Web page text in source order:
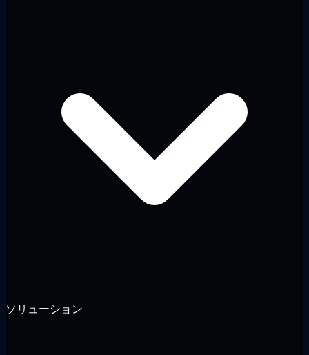
ソリューション